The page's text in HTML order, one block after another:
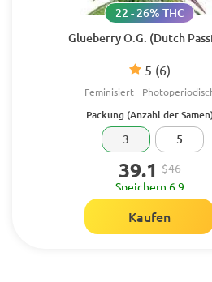
Glueberry O.G. (Dutch
5 (6)
22 - 26% THC
Feminisiert
Packung (Anzahl der
3 5
39.1 $46
Speichern 6.9
Kaufen